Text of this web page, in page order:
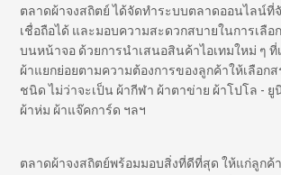
ตลาดผ้าจงสถิตย์ ได้จัดทำระบบตลาดออนไลน์ที่
เชื่อถือได้ และมอบความสะดวกสบายในการเลื
บนหน้าจอ ด้วยการนำเสนอสินค้าไอเทมใหม่ ๆ
ผ้าแยกย่อยตามความต้องการของลูกค้าให้เลือก
ชนิด ไม่ว่าจะเป็น ผ้ากีฬา ผ้าตาข่าย ผ้าโปโล - ยู
ผ้าห่ม ผ้าแจ๊คการ์ด ฯลฯ
ตลาดผ้าจงสถิตย์พร้อมมอบสิ่งที่ดีที่สุด ให้แก่ลูกค้